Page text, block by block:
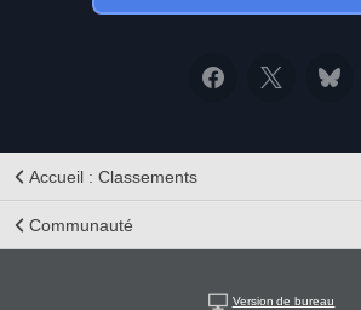
Accueil : Classements
Communauté
Version de bureau